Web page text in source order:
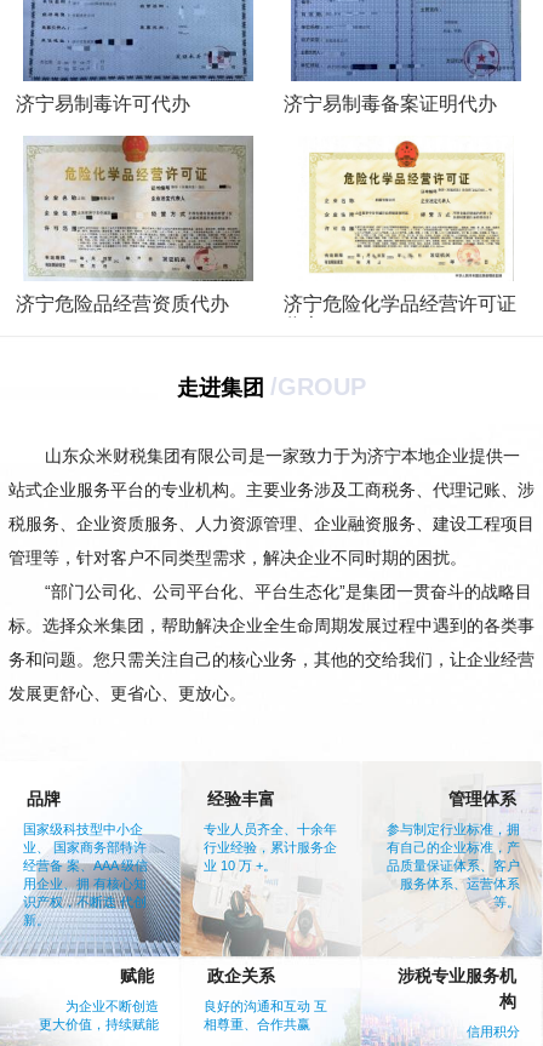
济宁易制毒许可代办 济宁易制毒备案证明代办
济宁危险品经营资质代办
济宁危险化学品经营许可证
走进集团 /GROUP
山东众米财税集团有限公司是一家致力于为济宁本地企业提供一
站式企业服务平台的专业机构。主要业务涉及工商税务、代理记账、涉
税服务、企业资质服务、人力资源管理、企业融资服务、建设工程项目
管理等，针对客户不同类型需求，解决企业不同时期的困扰。
“部门公司化、公司平台化、平台生态化”是集团一贯奋斗的战略目
标。选择众米集团，帮助解决企业全生命周期发展过程中遇到的各类事
务和问题。您只需关注自己的核心业务，其他的交给我们，让企业经营
发展更舒心、更省心、更放心。
品牌
国家级科技型中小企
业、 国家商务部特许
经营备 案、AAA 级信
用企业、拥 有核心知
识产权，不断迭 代创
新。
经验丰富
专业人员齐全、十余年
行业经验，累计服务企
业 10 万 +。
管理体系
参与制定行业标准，拥
有自己的企业标准，产
品质量保证体系、客户
服务体系、运营体系
等。
赋能
为企业不断创造
更大价值，持续赋能
政企关系
良好的沟通和互动 互
相尊重、合作共赢
涉税专业服务机
构
信用积分